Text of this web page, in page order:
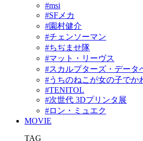
#msi
#SFメカ
#園村健介
#チェンソーマン
#ちぢませ隊
#マット・リーヴス
#スカルプターズ・データ
#うちのねこが女の子でか
#TENITOL
#次世代 3Dプリンタ展
#ロン・ミュエク
MOVIE
TAG